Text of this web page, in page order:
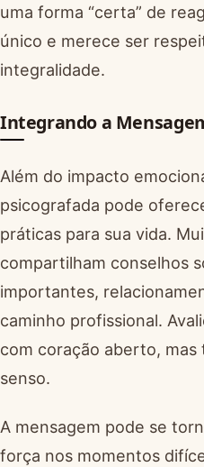
uma forma “certa” de
único e merece ser
integralidade.
Integrando a
Além do impacto
psicografada pode
práticas para sua vida.
compartilham conselhos
importantes,
caminho profissional.
com coração aberto, mas
senso.
A mensagem pode se
força nos momentos